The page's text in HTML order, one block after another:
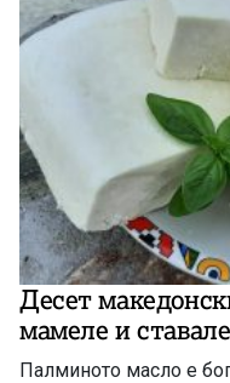
Десет
мамеле и
Палминото масло е